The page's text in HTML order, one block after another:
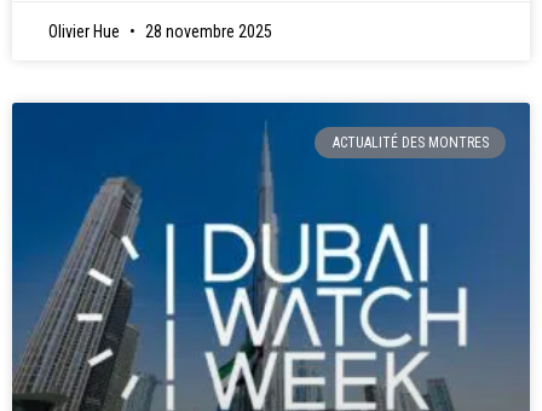
Olivier Hue 28 novembre 2025
ACTUALITÉ DES MONTRES